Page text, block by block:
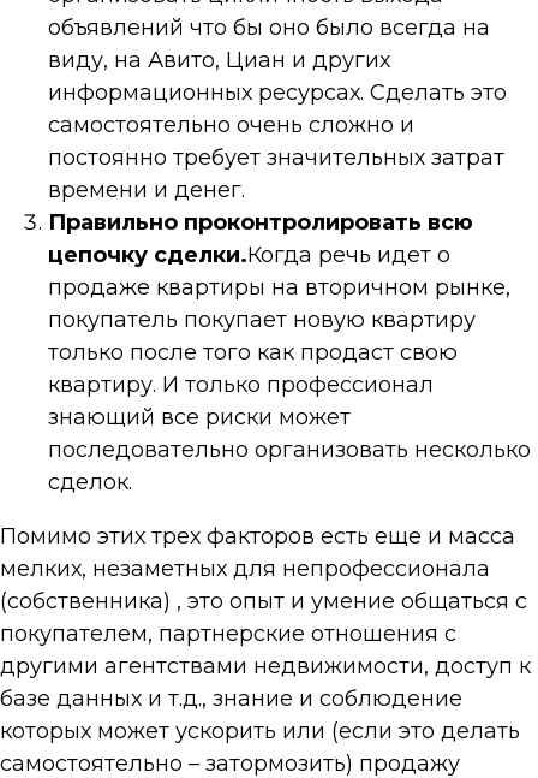
объявлений что бы оно было всегда на
виду, на Авито, Циан и других
информационных ресурсах. Сделать это
самостоятельно очень сложно и
постоянно требует значительных затрат
времени и денег.
Правильно проконтролировать всю
цепочку сделки.Когда речь идет о
продаже квартиры на вторичном рынке,
покупатель покупает новую квартиру
только после того как продаст свою
квартиру. И только профессионал
знающий все риски может
последовательно организовать несколько
сделок.
Помимо этих трех факторов есть еще и масса
мелких, незаметных для непрофессионала
(собственника) , это опыт и умение общаться с
покупателем, партнерские отношения с
другими агентствами недвижимости, доступ к
базе данных и т.д., знание и соблюдение
которых может ускорить или (если это делать
самостоятельно – затормозить) продажу